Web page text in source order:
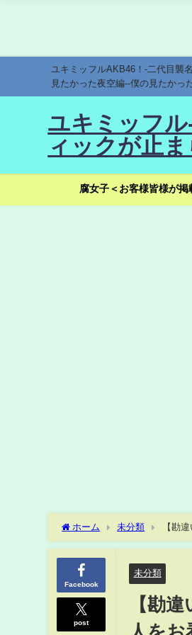
ユキミッフルAKB46！-二代目襲
見たかった夜空編--僕の見たかっ
ユキミッフ
ィックが止
腐女子＜お客様皆様が
ホーム 未分類
【勘
緩和ケア #緩和ケアの本流
Facebook
post
未分類
【勘